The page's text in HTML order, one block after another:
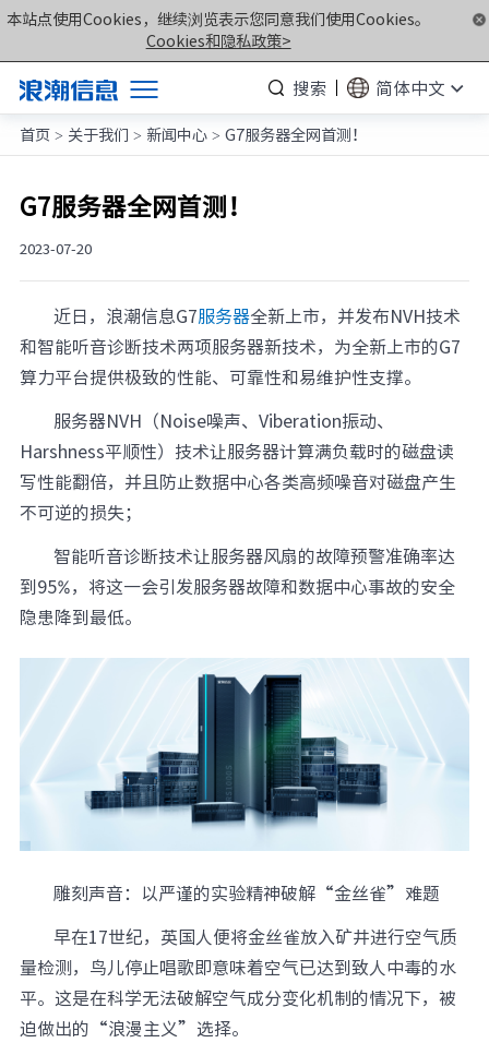
本站点使用Cookies，继续浏览表示您同意我们使用Cookies。
Cookies和隐私政策>
搜索
简体中文
产品
服务支持
合作伙伴
联合创新平台
关于我们
计算产业洞察
元脑品牌升级公告
首页 > 关于我们 > 新闻中心 > G7服务器全网首测！
G7服务器全网首测！
2023-07-20
近日，浪潮信息G7服务器全新上市，并发布NVH技术
和智能听音诊断技术两项服务器新技术，为全新上市的G7
算力平台提供极致的性能、可靠性和易维护性支撑。
服务器NVH（Noise噪声、Viberation振动、
Harshness平顺性）技术让服务器计算满负载时的磁盘读
写性能翻倍，并且防止数据中心各类高频噪音对磁盘产生
不可逆的损失；
智能听音诊断技术让服务器风扇的故障预警准确率达
到95%，将这一会引发服务器故障和数据中心事故的安全
隐患降到最低。
雕刻声音：以严谨的实验精神破解“金丝雀”难题
早在17世纪，英国人便将金丝雀放入矿井进行空气质
量检测，鸟儿停止唱歌即意味着空气已达到致人中毒的水
平。这是在科学无法破解空气成分变化机制的情况下，被
迫做出的“浪漫主义”选择。